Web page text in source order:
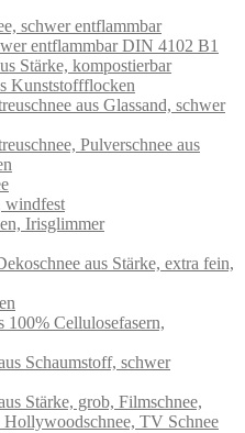
schwer entflammbar
entflammbar DIN 4102 B1
Stärke, kompostierbar
Kunststoffflocken
aus Glassand, schwer
Pulverschnee aus
windfest
Irisglimmer
aus Stärke, extra fein,
100% Cellulosefasern,
Schaumstoff, schwer
Stärke, grob, Filmschnee,
Hollywoodschnee, TV Schnee